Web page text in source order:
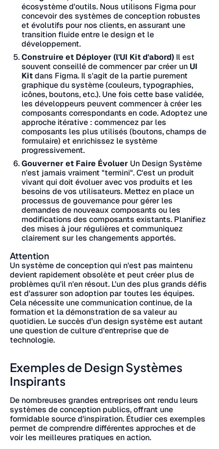
écosystème d'outils. Nous utilisons Figma pour
concevoir des systèmes de conception robustes
et évolutifs pour nos clients, en assurant une
transition fluide entre le design et le
développement.
Construire et Déployer (l'UI Kit d'abord) Il est
souvent conseillé de commencer par créer un UI
Kitdans Figma. Il s'agit de la partie purement
graphique du système (couleurs, typographies,
icônes, boutons, etc.). Une fois cette base validée,
les développeurs peuvent commencer à créer les
composants correspondants en code. Adoptez une
approche itérative : commencez par les
composants les plus utilisés (boutons, champs de
formulaire) et enrichissez le système
progressivement.
Gouverner et Faire Évoluer Un Design Système
n'est jamais vraiment "termini". C'est un produit
vivant qui doit évoluer avec vos produits et les
besoins de vos utilisateurs. Mettez en place un
processus de gouvernance pour gérer les
demandes de nouveaux composants ou les
modifications des composants existants. Planifiez
des mises à jour régulières et communiquez
clairement sur les changements apportés.
Attention
Un système de conception qui n'est pas maintenu
devient rapidement obsolète et peut créer plus de
problèmes qu'il n'en résout. L'un des plus grands défis
est d'assurer son adoption par toutes les équipes.
Cela nécessite une communication continue, de la
formation et la démonstration de sa valeur au
quotidien. Le succès d'un design système est autant
une question de culture d'entreprise que de
technologie.
Exemples de Design Systèmes
Inspirants
De nombreuses grandes entreprises ont rendu leurs
systèmes de conception publics, offrant une
formidable source d'inspiration. Étudier ces exemples
permet de comprendre différentes approches et de
voir les meilleures pratiques en action.